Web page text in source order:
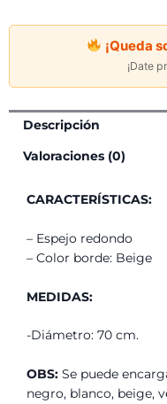
¡Queda
¡Date
Descripción
Valoraciones (0)
CARACTERÍSTICAS:
– Espejo redondo
– Color borde: Beige
MEDIDAS:
-Diámetro: 70 cm.
OBS: Se puede
negro, blanco, beige,